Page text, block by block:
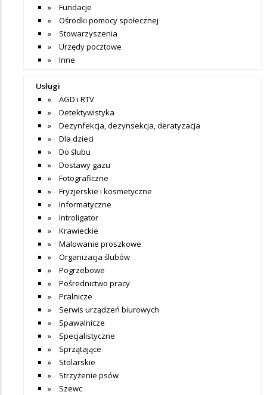
Fundacje
Ośrodki pomocy społecznej
Stowarzyszenia
Urzędy pocztowe
Inne
Usługi
AGD i RTV
Detektywistyka
Dezynfekcja, dezynsekcja, deratyzacja
Dla dzieci
Do ślubu
Dostawy gazu
Fotograficzne
Fryzjerskie i kosmetyczne
Informatyczne
Introligator
Krawieckie
Malowanie proszkowe
Organizacja ślubów
Pogrzebowe
Pośrednictwo pracy
Pralnicze
Serwis urządzeń biurowych
Spawalnicze
Specjalistyczne
Sprzątające
Stolarskie
Strzyżenie psów
Szewc